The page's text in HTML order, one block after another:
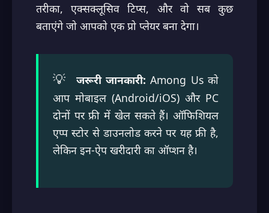
तरीका, एक्सक्लूसिव टिप्स, और वो सब कुछ
बताएंगे जो आपको एक प्रो प्लेयर बना देगा।
💡 जरूरी जानकारी: Among Us को
आप मोबाइल (Android/iOS) और PC
दोनों पर फ्री में खेल सकते हैं। ऑफिशियल
एप्प स्टोर से डाउनलोड करने पर यह फ्री है,
लेकिन इन-ऐप खरीदारी का ऑप्शन है।